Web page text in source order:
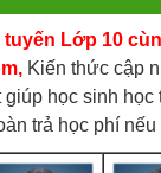
tuyến Lớp 10
Kiến thức cập
học sinh học
trả học phí